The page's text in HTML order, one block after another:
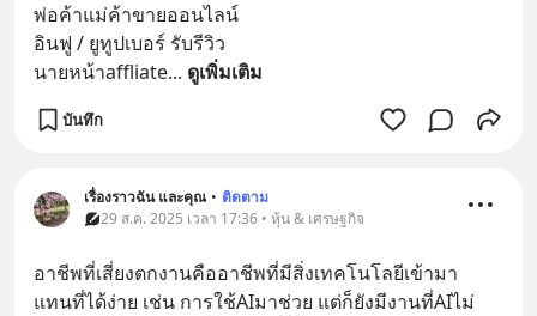
พ่อค้าแม่ค้าขายออนไลน์
อินฟู / ยูทูปเบอร์ รับรีวิว
นายหน้าaffliate... ดูเพิ่มเติม
บันทึก
เรื่องราวฉัน และคุณ • ติดตาม
29 ส.ค. 2025 เวลา 17:36 • หุ้น & เศรษฐกิจ
อาชีพที่เสี่ยงตกงานคืออาชีพที่มีสิ่งเทคโนโลยีเข้ามา
แทนที่ได้ง่าย เช่น การใช้AIมาช่วย แต่ก็ยังมีงานที่AIไม่